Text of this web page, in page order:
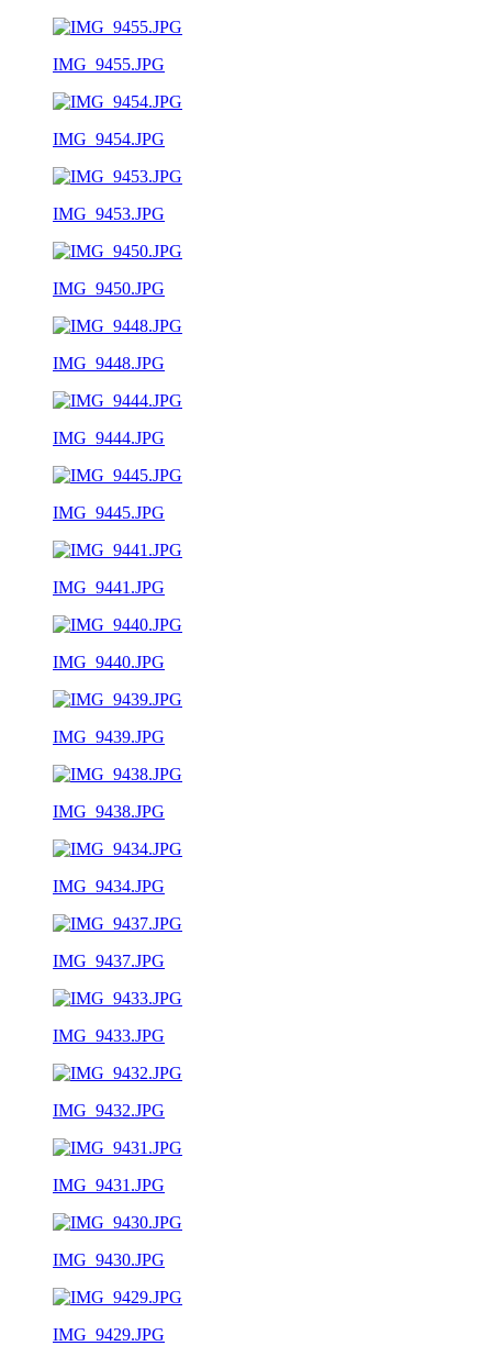
IMG_9455.JPG
IMG_9454.JPG
IMG_9453.JPG
IMG_9450.JPG
IMG_9448.JPG
IMG_9444.JPG
IMG_9445.JPG
IMG_9441.JPG
IMG_9440.JPG
IMG_9439.JPG
IMG_9438.JPG
IMG_9434.JPG
IMG_9437.JPG
IMG_9433.JPG
IMG_9432.JPG
IMG_9431.JPG
IMG_9430.JPG
IMG_9429.JPG